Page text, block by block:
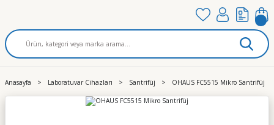
Anasayfa Laboratuvar Cihazları Santrifüj OHAUS FC5515 Mikro Santrifüj